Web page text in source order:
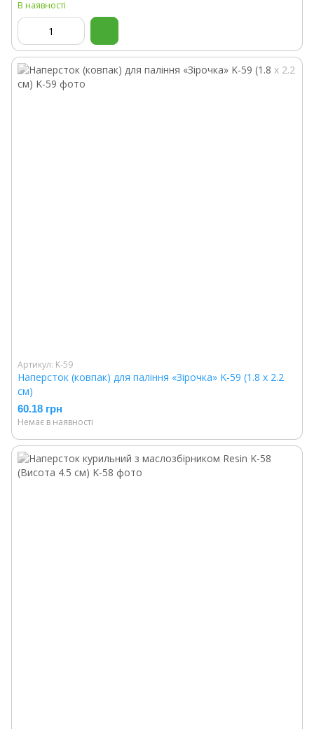
В наявності
Артикул: K-59
Наперсток (ковпак) для паління «Зірочка» K-59 (1.8 х 2.2
см)
60.18 грн
Немає в наявності